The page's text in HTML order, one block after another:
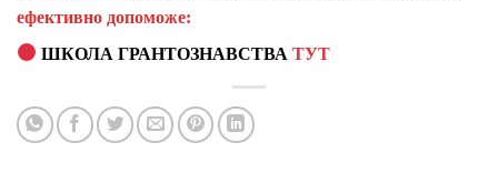
ефективно допоможе:
ШКОЛА ГРАНТОЗНАВСТВАТУТ